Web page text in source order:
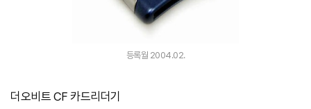
등록월 2004.02.
더오비트 CF 카드리더기